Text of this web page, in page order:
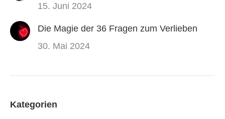
15. Juni 2024
Die Magie der 36 Fragen zum Verlieben
30. Mai 2024
Kategorien